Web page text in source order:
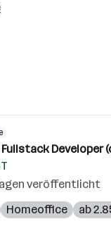
Developer
veröffentlicht
Homeoffice ab